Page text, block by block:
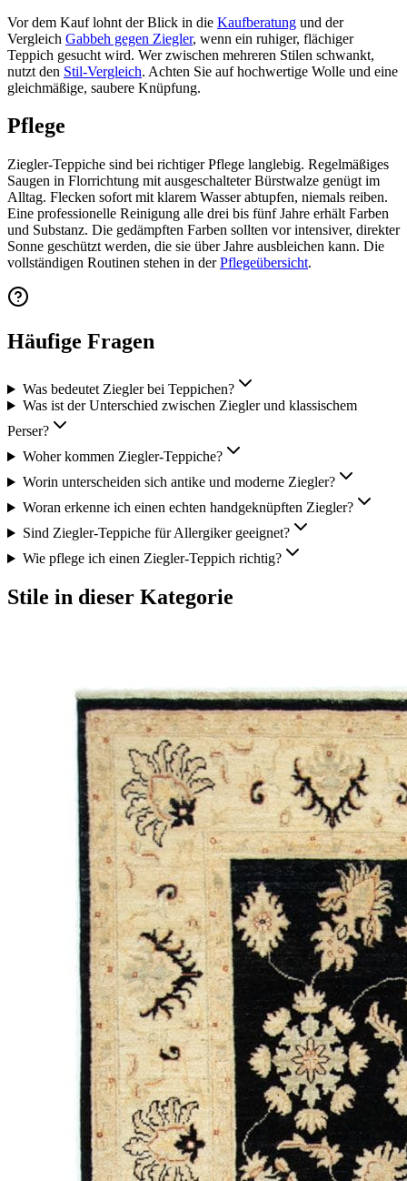
Vor dem Kauf lohnt der Blick in die Kaufberatung und der
Vergleich Gabbeh gegen Ziegler, wenn ein ruhiger, flächiger
Teppich gesucht wird. Wer zwischen mehreren Stilen schwankt,
nutzt den Stil-Vergleich. Achten Sie auf hochwertige Wolle und eine
gleichmäßige, saubere Knüpfung.
Pflege
Ziegler-Teppiche sind bei richtiger Pflege langlebig. Regelmäßiges
Saugen in Florrichtung mit ausgeschalteter Bürstwalze genügt im
Alltag. Flecken sofort mit klarem Wasser abtupfen, niemals reiben.
Eine professionelle Reinigung alle drei bis fünf Jahre erhält Farben
und Substanz. Die gedämpften Farben sollten vor intensiver, direkter
Sonne geschützt werden, die sie über Jahre ausbleichen kann. Die
vollständigen Routinen stehen in derPflegeübersicht.
Häufige Fragen
Was bedeutet Ziegler bei Teppichen?
Was ist der Unterschied zwischen Ziegler und klassischem
Perser?
Woher kommen Ziegler-Teppiche?
Worin unterscheiden sich antike und moderne Ziegler?
Woran erkenne ich einen echten handgeknüpften Ziegler?
Sind Ziegler-Teppiche für Allergiker geeignet?
Wie pflege ich einen Ziegler-Teppich richtig?
Stile in dieser Kategorie